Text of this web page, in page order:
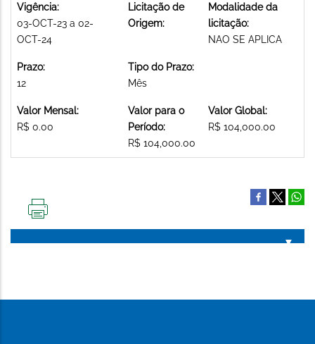
Vigência:
03-OCT-23 a 02-
OCT-24
Licitação de
Origem:
Modalidade da
licitação:
NAO SE APLICA
Prazo:
12
Tipo do Prazo:
Mês
Valor Mensal:
R$ 0.00
Valor para o
Período:
R$ 104,000.00
Valor Global:
R$ 104,000.00
PÁGINA